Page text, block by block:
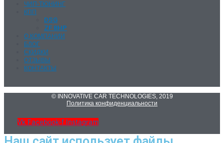
ЧИП-ТЮНИНГ
КПП
DSG
ZF 8HP
О КОМПАНИИ
БЛОГ
СКИДКИ
ОТЗЫВЫ
КОНТАКТЫ
© INNOVATIVE CAR TECHNOLOGIES, 2019
Политика конфиденциальности
Vk Facebook-f Instagram